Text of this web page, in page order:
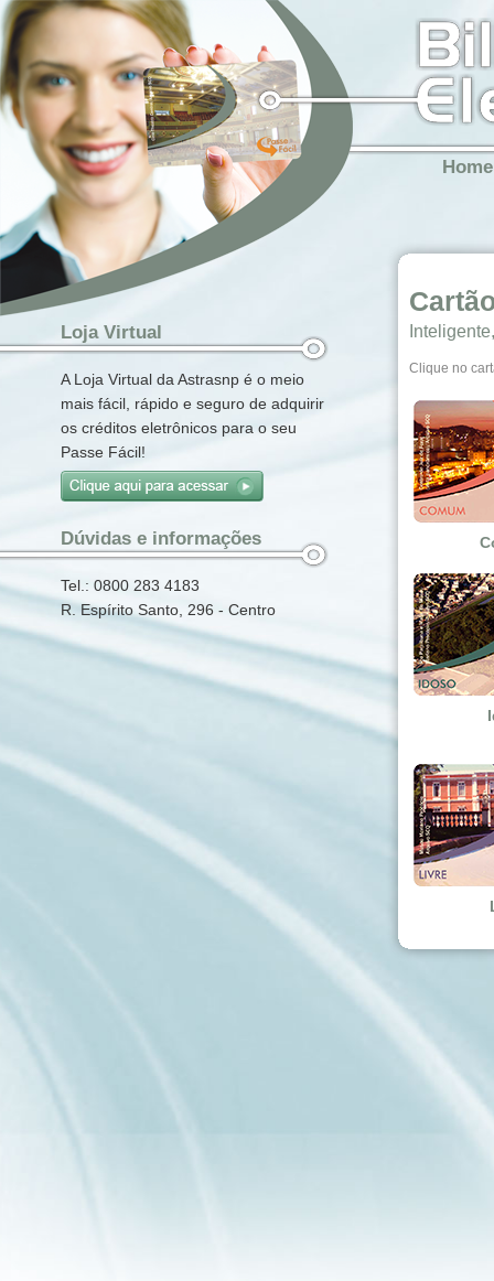
Home
Loja Virtual
A Loja Virtual da Astrasnp é o meio
mais fácil, rápido e seguro de adquirir
os créditos eletrônicos para o seu
Passe Fácil!
Dúvidas e informações
Tel.: 0800 283 4183
R. Espírito Santo, 296 - Centro
Clique no